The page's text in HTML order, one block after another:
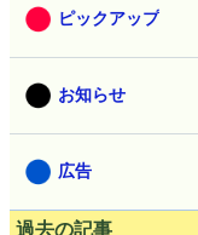
ピックアップ
お知らせ
広告
過去の記事